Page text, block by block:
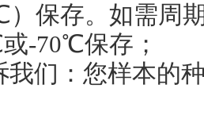
）保存。如需周
-70℃保存；
我们：您样本的